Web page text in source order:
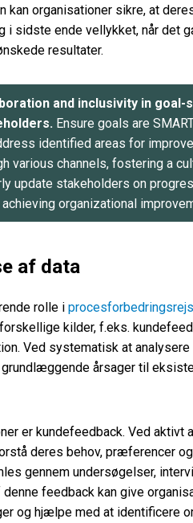
organisationer sikre, at
i sidste ende vellykket, når det
resultater.
and inclusivity in goal-
Ensure goals are
identified areas for
various channels, fostering a
update stakeholders on
organizational
af data
rolle i
kilder, f.eks.
Ved systematisk at
årsager til
er kundefeedback. Ved aktivt
deres behov, præferencer og
gennem undersøgelser,
feedback kan give
og hjælpe med at identificere